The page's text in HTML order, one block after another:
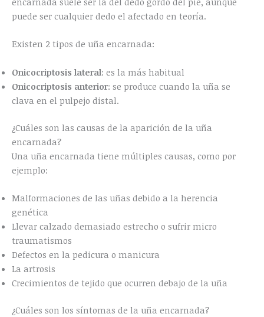
puede ser cualquier dedo el afectado en teoría.
Existen 2 tipos de uña encarnada:
Onicocriptosis lateral: es la más habitual
Onicocriptosis anterior: se produce cuando la uña se
clava en el pulpejo distal.
¿Cuáles son las causas de la aparición de la uña
encarnada?
Una uña encarnada tiene múltiples causas, como por
ejemplo:
Malformaciones de las uñas debido a la herencia
genética
Llevar calzado demasiado estrecho o sufrir micro
traumatismos
Defectos en la pedicura o manicura
La artrosis
Crecimientos de tejido que ocurren debajo de la uña
¿Cuáles son los síntomas de la uña encarnada?